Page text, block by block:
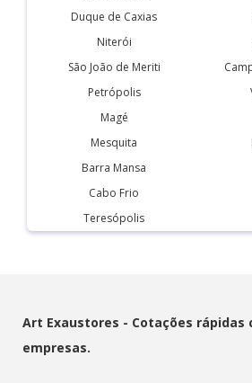
Duque de Caxias
Niterói
São João de Meriti
Petrópolis
Magé
Mesquita
Barra Mansa
Cabo Frio
Teresópolis
Art Exaustores - Cotações rápidas
empresas.